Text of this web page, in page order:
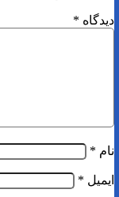
دیدگاه *
نام *
ایمیل *